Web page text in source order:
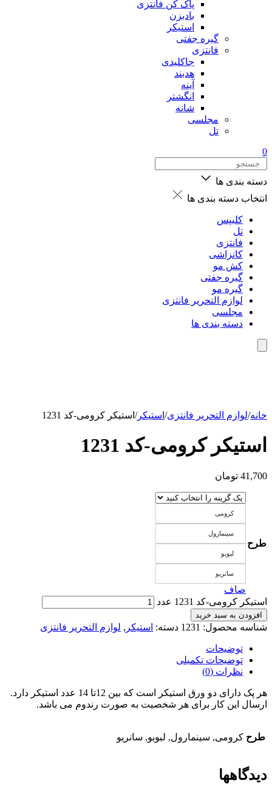
پاک کن فانتزی
بادبزن
استیکر
گیره جفتی
فانتزی
جاکلیدی
هدبند
آینه
انگشتر
شانه
مجلسی
تل
0
دسته بندی ها
انتخاب دسته بندی ها
کلیپس
تل
فانتزی
کانزاشی
کش مو
گیره جفتی
گیره مو
لوازم التحریر فانتزی
مجلسی
دسته بندی ها
خانه/لوازم التحریر فانتزی/ استیکر/ استیکر کرومی-کد 1231
استیکر کرومی-کد 1231
41,700 تومان
طرح
کرومی
سینمارول
لبوبو
سانریو
صاف
استیکر کرومی-کد 1231 عدد
افزودن به سبد خرید
شناسه محصول: 1231 دسته: استیکر , لوازم التحریر فانتزی
توضیحات
توضیحات تکمیلی
نظرات (0)
هر پک دارای دو ورق استیکر است که بین 12تا 14 عدد استیکر دارد.
ارسال این کار برای هر شخصیت به صورت رندوم می باشد.
طرح کرومی, سینمارول, لبوبو, سانریو
دیدگاهها